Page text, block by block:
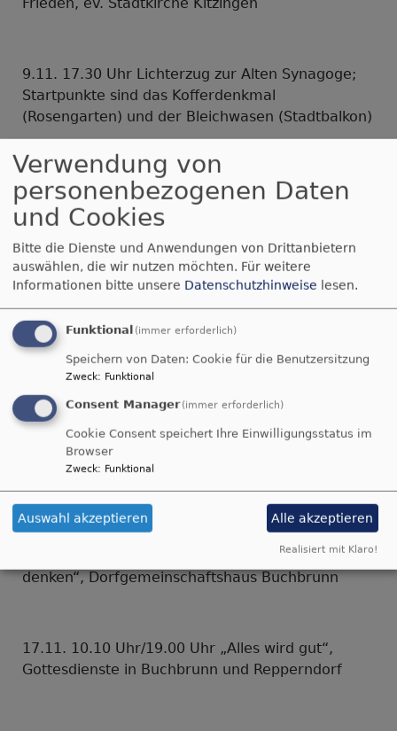
9.11. 17.30 Uhr Lichterzug zur Alten Synagoge;
Startpunkte sind das Kofferdenkmal
(Rosengarten) und der Bleichwasen (Stadtbalkon)
9.11. 18.00 Uhr Gedenken an die
Reichspogromnacht, Alte Synagoge Kitzingen
13.11. 18.30 Uhr Evensong zum Thema Frieden,
13.11. 19.30 Uhr Konzert „Meine Zuversicht und
meine Burg“, St. Michaelskirche Schwanberg
14.11. 9.00 Uhr/10.10 Uhr „Reichweite Frieden“,
16.11. 19.00 Uhr Vortrag: „Sicherheit neu
denken“, Dorfgemeinschaftshaus Buchbrunn
17.11. 10.10 Uhr/19.00 Uhr „Alles wird gut“,
Gottesdienste in Buchbrunn und Repperndorf
Verwendung von
personenbezogenen Daten
und Cookies
Bitte die Dienste und Anwendungen von Drittanbietern
auswählen, die wir nutzen möchten. Für weitere
Informationen bitte unsere Datenschutzhinweise lesen.
Funktional (immer erforderlich)
Speichern von Daten: Cookie für die Benutzersitzung
Zweck: Funktional
Consent Manager (immer erforderlich)
Cookie Consent speichert Ihre Einwilligungsstatus im
Browser
Zweck: Funktional
Auswahl akzeptieren Alle akzeptieren
Realisiert mit Klaro!